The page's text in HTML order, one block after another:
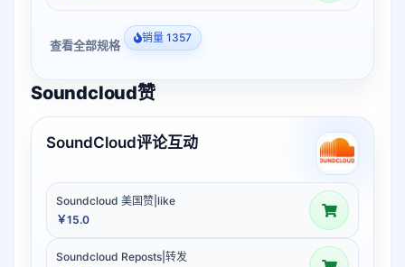
查看全部规格 销量 1357
Soundcloud赞
SoundCloud评论互动
Soundcloud 美国赞|like
￥15.0
Soundcloud Reposts|转发